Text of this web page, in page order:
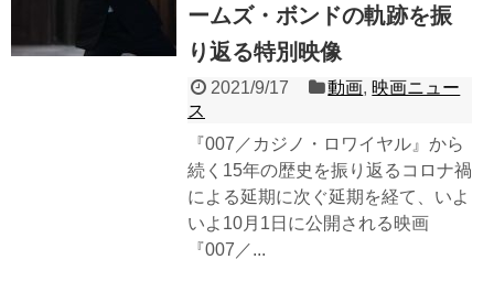
ームズ・ボンドの軌跡を振
り返る特別映像
2021/9/17 動画, 映画ニュー
ス
『007／カジノ・ロワイヤル』から
続く15年の歴史を振り返るコロナ禍
による延期に次ぐ延期を経て、いよ
いよ10月1日に公開される映画
『007／...